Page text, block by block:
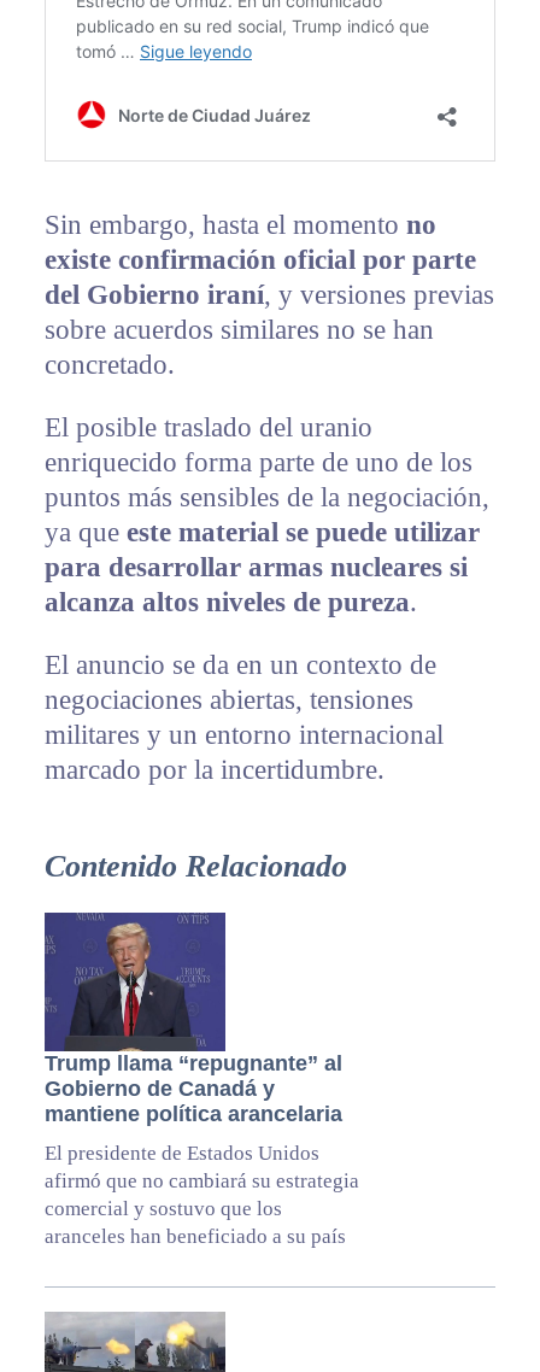
Sin embargo, hasta el momento no
existe confirmación oficial por parte
del Gobierno iraní, y versiones previas
sobre acuerdos similares no se han
concretado.
El posible traslado del uranio
enriquecido forma parte de uno de los
puntos más sensibles de la negociación,
ya que este material se puede utilizar
para desarrollar armas nucleares si
alcanza altos niveles de pureza.
El anuncio se da en un contexto de
negociaciones abiertas, tensiones
militares y un entorno internacional
marcado por la incertidumbre.
Contenido Relacionado
Trump llama “repugnante” al
Gobierno de Canadá y
mantiene política arancelaria
El presidente de Estados Unidos
afirmó que no cambiará su estrategia
comercial y sostuvo que los
aranceles han beneficiado a su país